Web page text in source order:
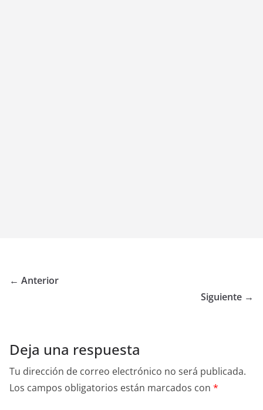
← Anterior
Siguiente →
Deja una respuesta
Tu dirección de correo electrónico no será publicada.
Los campos obligatorios están marcados con *